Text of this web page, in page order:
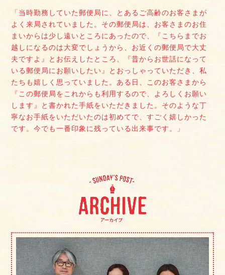
「当時勤務していた郵便局に、とあるご高齢のお客さまが
よく来局されていました。その郵便局は、お客さまのお住
まいからは少し遠いところにあったので、『こちらまでお
越しになるのは大変でしょうから、お近くの郵便局で大丈
夫ですよ』とお伝えしたところ、『昔からお世話になって
いる郵便局にお願いしたい』とおっしゃっていただき、私
たちも嬉しく思っていました。ある日、このお客さまから
『この郵便局をこれからも利用するので、よろしくお願い
します』と書かれた手紙をいただきました。そのような丁
寧なお手紙をいただいたのは初めてで、すごく嬉しかった
です。今でも一番印象に残っている出来事です。」